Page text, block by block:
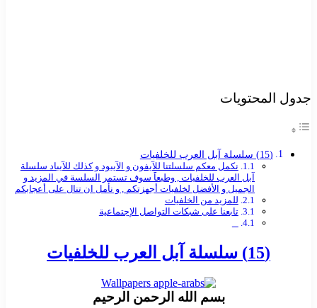
جدول المحتويات
(15) سلسلة آبل العرب للخلفيات
نكمل معكم سلسلتنا للآيفون و الآيبود و كذلك للآيباد سلسلة
آبل العرب للخلفيات , وطبعاََ سوف تستمر السلسة في المزيد و
الجميل و الأفضل لخلفيات أجهزتكم , و نأمل ان تنال على أعجابكم
للمزيد من الخلفيات
تابعنا على شبكات التواصل الإجتماعية
(15) سلسلة آبل العرب للخلفيات
بسم الله الرحمن الرحيم